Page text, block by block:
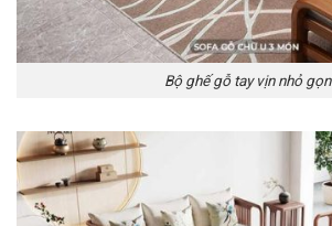
Bộ ghế gỗ tay vịn nhỏ gọn